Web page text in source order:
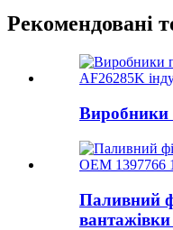
Рекомендовані
Виробники
Паливний